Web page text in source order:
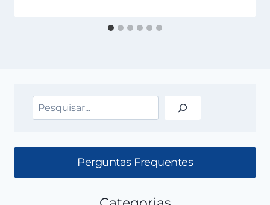
Pesquisar
Perguntas Frequentes